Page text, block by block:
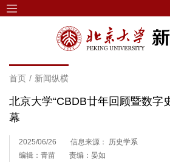
首页 / 新闻纵横
北京大学“CBDB廿年回顾暨数字
幕
2025/06/26
信息来源： 历史学系
编辑：青苗
责编：晏如